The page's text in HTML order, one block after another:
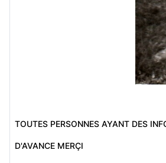
TOUTES PERSONNES AYANT DES
D'AVANCE MERÇI